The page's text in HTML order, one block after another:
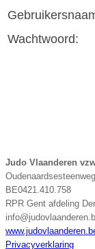
Wachtwoord:
Judo Vlaanderen
BE0421.410.758
RPR Gent afdeling
Privacyverklaring